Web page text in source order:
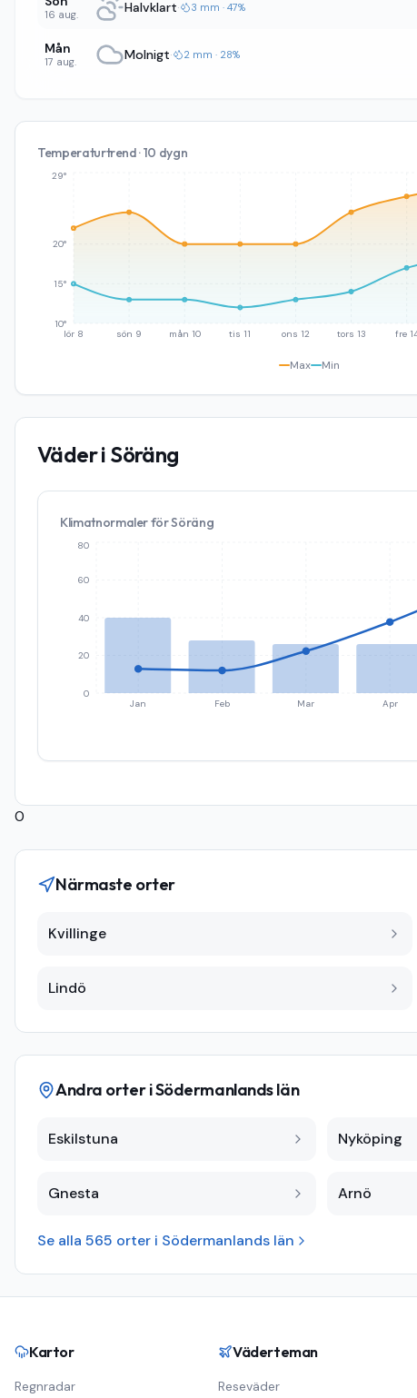
16 aug. Halvklart· 3 mm · 47%
Mån
17 aug. Molnigt· 2 mm · 28%
Temperaturtrend · 10 dygn
lör 8 sön 9 mån 10 tis 11 ons 12 tors 13 fre
10°
15°
20°
29°
Max Min
Väder i Söräng
Klimatnormaler förSöräng
Jan Feb Mar Apr
0
20
40
60
80
0
Närmaste orter
Kvillinge
Lindö
Andra orter iSödermanlands län
Eskilstuna Nyköping
Gnesta Arnö
Se alla 565 orter i Södermanlands län
Kartor
Regnradar
Väderteman
Reseväder